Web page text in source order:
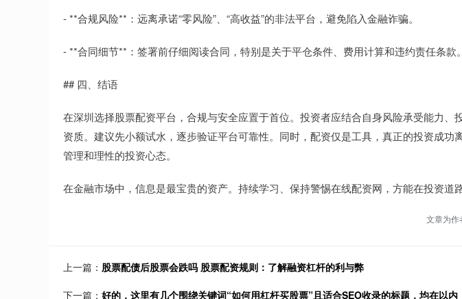
- **合规风险**：远离承诺“零风险”、“高收益”的非法平台，避免陷入金融诈骗。
- **合同细节**：签署前仔细阅读合同，特别是关于平仓条件、费用计算和违约责任条款。
## 四、结语
在深圳选择股票配资平台，合规与安全应置于首位。投资者应结合自身风险承受能力、
资质。建议先小额试水，逐步验证平台可靠性。同时，配资仅是工具，真正的投资成功
管理和理性的投资心态。
在金融市场中，信息是最宝贵的资产。持续学习、保持警惕在线配资网，方能在投资道
文章为作
上一篇： 股票配债后股票会跌吗 股票配资规则：了解融资杠杆的利与弊
下一篇： 好的，这里有几个围绕关键词“如何用杠杆买股票”且适合SEO收录的标题，均在以内